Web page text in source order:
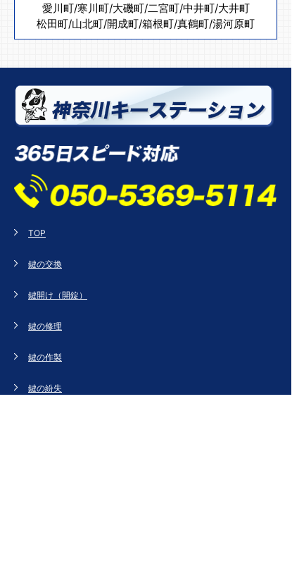
愛川町/寒川町/大磯町/二宮町/中井町/大井町
松田町/山北町/開成町/箱根町/真鶴町/湯河原町
TOP
鍵の交換
鍵開け（開錠）
鍵の修理
鍵の作製
鍵の紛失